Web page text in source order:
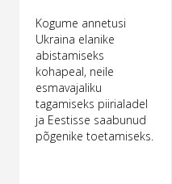
Kogume annetusi
Ukraina elanike
abistamiseks
kohapeal, neile
esmavajaliku
tagamiseks piirialadel
ja Eestisse saabunud
põgenike toetamiseks.